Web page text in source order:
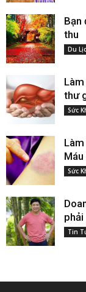
Bạn
thu
Du
thư
Sức
Sức
phải
Tin